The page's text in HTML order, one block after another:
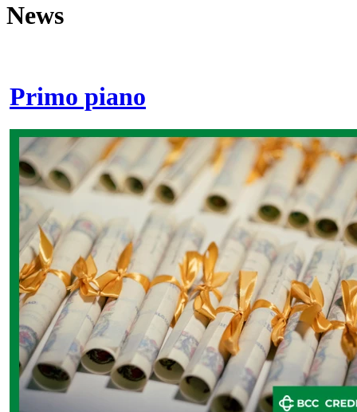
News
Primo piano